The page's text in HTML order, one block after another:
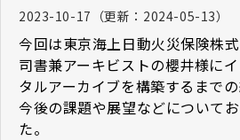
2023-10-17 （更新： 2024-05-13）
今回は東京海上日動火災保険株
司書兼アーキビストの櫻井様に
タルアーカイブを構築するまでの
今後の課題や展望などについて
た。